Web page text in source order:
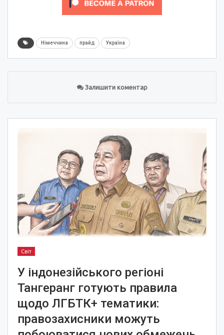
Німеччина прайд Україна
Залишити коментар
Світ
У індонезійського регіоні
Тангеранг готують правила
щодо ЛГБТК+ тематики:
правозахисники можуть